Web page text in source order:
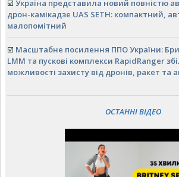
☑️ Україна представила новий повністю
дрон-камікадзе UAS SETH: компактний,
малопомітний
☑️ Масштабне посилення ППО України:
LMM та пускові комплекси RapidRanger
можливості захисту від дронів, ракет та
ОСТАННІ ВІДЕО